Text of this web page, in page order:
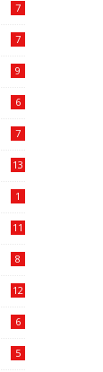
7
7
9
6
7
13
1
11
8
12
6
5